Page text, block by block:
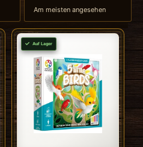
Auf Lager